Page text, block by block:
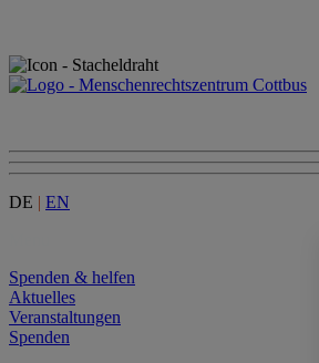
DE | EN
Spenden & helfen
Aktuelles
Veranstaltungen
Spenden